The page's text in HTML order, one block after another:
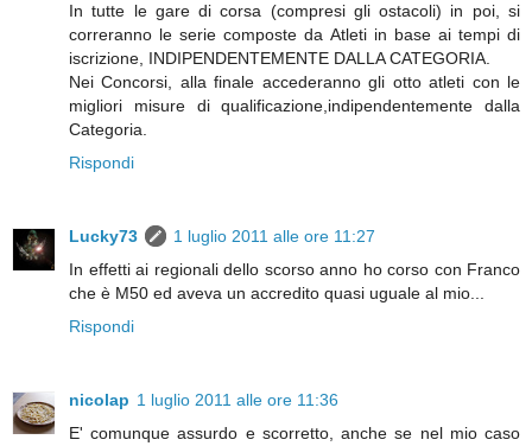
In tutte le gare di corsa (compresi gli ostacoli) in poi, si
correranno le serie composte da Atleti in base ai tempi di
iscrizione, INDIPENDENTEMENTE DALLA CATEGORIA.
Nei Concorsi, alla finale accederanno gli otto atleti con le
migliori misure di qualificazione,indipendentemente dalla
Categoria.
Rispondi
Lucky73
1 luglio 2011 alle ore 11:27
In effetti ai regionali dello scorso anno ho corso con Franco
che è M50 ed aveva un accredito quasi uguale al mio...
Rispondi
nicolap 1 luglio 2011 alle ore 11:36
E' comunque assurdo e scorretto, anche se nel mio caso